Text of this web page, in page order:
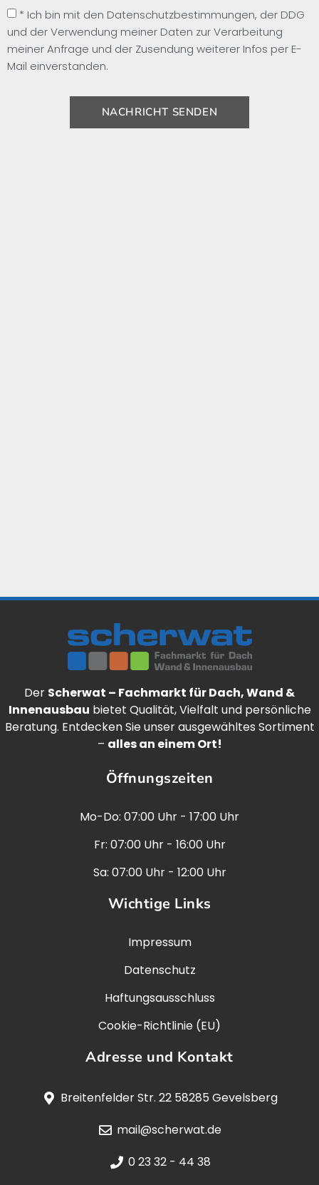
* Ich bin mit den Datenschutzbestimmungen, der DDG
und der Verwendung meiner Daten zur Verarbeitung
meiner Anfrage und der Zusendung weiterer Infos per E-
Mail einverstanden.
NACHRICHT SENDEN
Der Scherwat – Fachmarkt für Dach, Wand &
Innenausbau bietet Qualität, Vielfalt und persönliche
Beratung. Entdecken Sie unser ausgewähltes Sortiment
– alles an einem Ort!
Öffnungszeiten
Mo-Do: 07:00 Uhr - 17:00 Uhr
Fr: 07:00 Uhr - 16:00 Uhr
Sa: 07:00 Uhr - 12:00 Uhr
Wichtige Links
Impressum
Datenschutz
Haftungsausschluss
Cookie-Richtlinie (EU)
Adresse und Kontakt
Breitenfelder Str. 22 58285 Gevelsberg
mail@scherwat.de
0 23 32 - 44 38